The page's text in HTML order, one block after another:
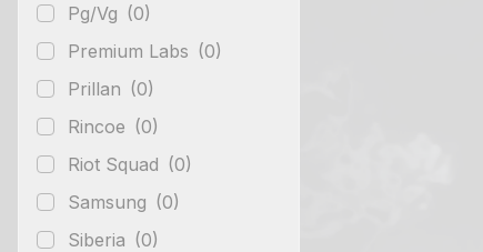
Pg/Vg (0)
Premium Labs (0)
Prillan (0)
Rincoe (0)
Riot Squad (0)
Samsung (0)
Siberia (0)